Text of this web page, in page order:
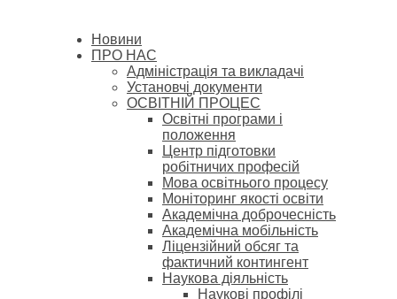
Новини
ПРО НАС
Адміністрація та викладачі
Установчі документи
ОСВІТНІЙ ПРОЦЕС
Освітні програми і
положення
Центр підготовки
робітничих професій
Мова освітнього процесу
Моніторинг якості освіти
Академічна доброчесність
Академічна мобільність
Ліцензійний обсяг та
фактичний контингент
Наукова діяльність
Наукові профілі